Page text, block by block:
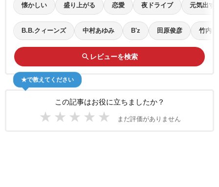
懐かしい 盛り上がる 恋愛 夜ドライブ 元気出す
B.B.クィーンズ 中村あゆみ B'z 田原俊彦 竹内
search レビューを検索
この記事はお役に立ちましたか？
★ ★ ★ ★ ★ まだ評価がありません
★で教えてください